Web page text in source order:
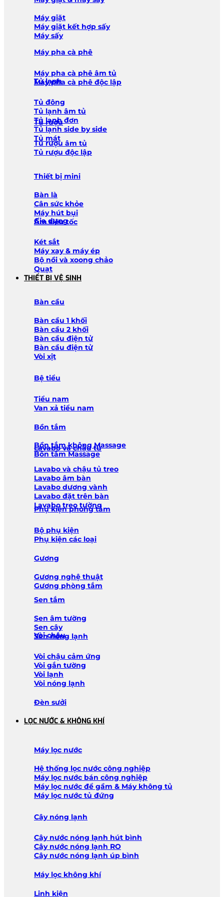
Máy giặt
Máy giặt kết hợp sấy
Máy sấy
Máy pha cà phê
Máy pha cà phê âm tủ
Máy pha cà phê độc lập
Tủ lạnh
Tủ đông
Tủ lạnh âm tủ
Tủ lạnh đơn
Tủ lạnh side by side
Tủ mát
Tủ rượu
Tủ rượu âm tủ
Tủ rượu độc lập
Thiết bị mini
Bàn là
Cân sức khỏe
Máy hút bụi
Ấm siêu tốc
Gia dụng
Két sắt
Máy xay & máy ép
Bộ nồi và xoong chảo
Quạt
THIẾT BỊ VỆ SINH
Bàn cầu
Bàn cầu 1 khối
Bàn cầu 2 khối
Bàn cầu điện tử
Bàn cầu điện tử
Vòi xịt
Bệ tiểu
Tiểu nam
Van xả tiểu nam
Bồn tắm
Bồn tắm không Massage
Bồn tắm Massage
Lavabo và chậu tủ
Lavabo và chậu tủ treo
Lavabo âm bàn
Lavabo dương vành
Lavabo đặt trên bàn
Lavabo treo tường
Phụ kiện phòng tắm
Bộ phụ kiện
Phụ kiện các loại
Gương
Gương nghệ thuật
Gương phòng tắm
Sen tắm
Sen âm tường
Sen cây
Sen nóng lạnh
Vòi chậu
Vòi chậu cảm ứng
Vòi gắn tường
Vòi lạnh
Vòi nóng lạnh
Đèn sưởi
LỌC NƯỚC & KHÔNG KHÍ
Máy lọc nước
Hệ thống lọc nước công nghiệp
Máy lọc nước bán công nghiệp
Máy lọc nước để gầm & Máy không tủ
Máy lọc nước tủ đứng
Cây nóng lạnh
Cây nước nóng lạnh hút bình
Cây nước nóng lạnh RO
Cây nước nóng lạnh úp bình
Máy lọc không khí
Linh kiện